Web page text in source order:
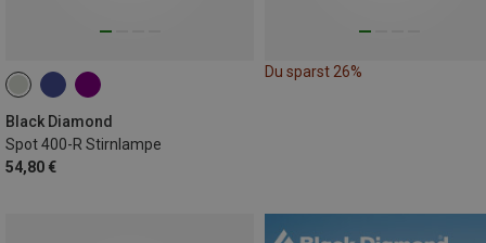
Black Diamond
Spot 400-R Stirnlampe
54,80 €
Du sparst 26%